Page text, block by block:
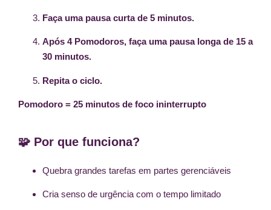
Faça uma pausa curta de 5 minutos.
Após 4 Pomodoros, faça uma pausa longa de 15 a
30 minutos.
Repita o ciclo.
Pomodoro = 25 minutos de foco ininterrupto
🧩 Por que funciona?
Quebra grandes tarefas em partes gerenciáveis
Cria senso de urgência com o tempo limitado